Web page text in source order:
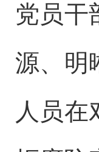
党员干
源、明
人员在